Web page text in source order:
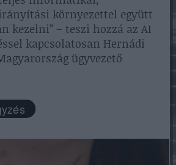
környezettel együtt
kezelni” – teszi hozzá az AI
kapcsolatosan Hernádi
ügyvezető